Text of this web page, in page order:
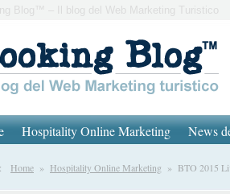
Blog™ – Il blog del Web Marketing Turistico
Hospitality Online Marketing News
Home » Hospitality Online Marketing » BTO 2015